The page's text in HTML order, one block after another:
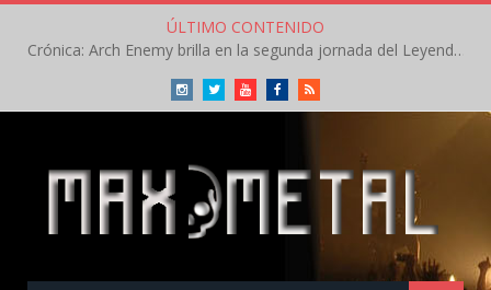
ÚLTIMO CONTENIDO
Crónica: Arch Enemy brilla en la segunda jornada del Leyendas del Rock – Jueves – Agosto 2026
InstagramTwitterYoutubeFacebookRSS